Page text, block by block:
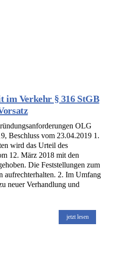
im Verkehr § 316 StGB
OLG
Beschluss vom 23.04.2019 1.
wird das Urteil des
12. März 2018 mit den
Die Feststellungen zum
aufrechterhalten. 2. Im Umfang
neuer Verhandlung und
jetzt lesen